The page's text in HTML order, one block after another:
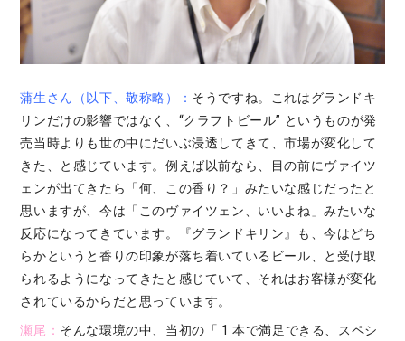
蒲生さん（以下、敬称略）： そうですね。これはグランドキ
リンだけの影響ではなく、“クラフトビール” というものが発
売当時よりも世の中にだいぶ浸透してきて、市場が変化して
きた、と感じています。例えば以前なら、目の前にヴァイツ
ェンが出てきたら「何、この香り？」みたいな感じだったと
思いますが、今は「このヴァイツェン、いいよね」みたいな
反応になってきています。『グランドキリン』も、今はどち
らかというと香りの印象が落ち着いているビール、と受け取
られるようになってきたと感じていて、それはお客様が変化
されているからだと思っています。
瀬尾： そんな環境の中、当初の「 1 本で満足できる、スペシ